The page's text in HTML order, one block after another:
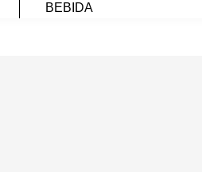
BEBIDA